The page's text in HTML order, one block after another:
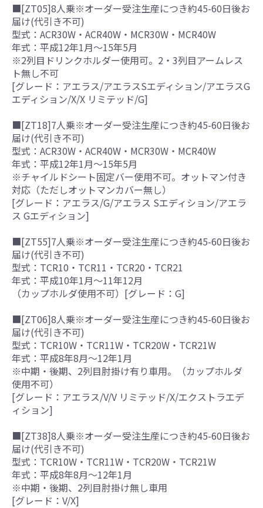
■[ZT05]8人乗※オーダー受注生産につき約45-60日後お
届け(代引き不可)
型式：ACR30W・ACR40W・MCR30W・MCR40W
年式：平成12年1月～15年5月
※2列目ドリンクホルダー使用可。2・3列目アームレス
ト無し不可
[グレード：アエラス/アエラスSエディション/アエラスG
エディション/X/X リミテッド/G]
■[ZT18]7人乗※オーダー受注生産につき約45-60日後お
届け(代引き不可)
型式：ACR30W・ACR40W・MCR30W・MCR40W
年式：平成12年1月～15年5月
※チャイルドシート固定バー使用不可。オットマン付き
対応（ただしオットマンカバー無し）
[グレード：アエラス/G/アエラス Sエディション/アエラ
ス Gエディション]
■[ZT55]7人乗※オーダー受注生産につき約45-60日後お
届け(代引き不可)
型式：TCR10・TCR11・TCR20・TCR21
年式：平成10年1月～11年12月
（カップホルダ使用不可）[グレード：G]
■[ZT06]8人乗※オーダー受注生産につき約45-60日後お
届け(代引き不可)
型式：TCR10W・TCR11W・TCR20W・TCR21W
年式：平成8年8月～12年1月
※中期・後期、2列目肘掛け有り車用。（カップホルダ
使用不可）
[グレード：アエラス/V/V リミテッド/X/エクストラエデ
ィション]
■[ZT38]8人乗※オーダー受注生産につき約45-60日後お
届け(代引き不可)
型式：TCR10W・TCR11W・TCR20W・TCR21W
年式：平成8年8月～12年1月
※中期・後期、2列目肘掛け無し車用
[グレード：V/X]